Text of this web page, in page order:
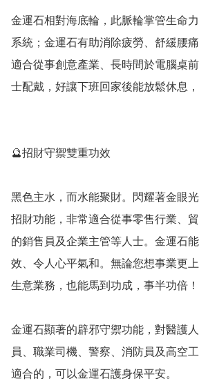
金運石相對海底輪，此脈輪掌管生命
系統；金運石有助消除疲勞、舒緩腰
適合從事創意產業、長時間於電腦桌
士配戴，好讓下班回家後能放鬆休息，
🔮招財守禦雙重功效
黑色主水，而水能聚財。閃耀著金眼
招財功能，非常適合從事零售行業、
的銷售員及企業主管等人士。金運石
效、令人心平氣和。無論您想事業更
生意業務，也能馬到功成，事半功倍！
金運石顯著的辟邪守禦功能，對醫護
員、職業司機、警察、消防員及高空
適合的，可以金運石護身保平安。